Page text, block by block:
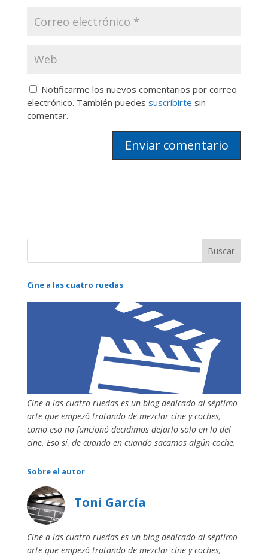
Notificarme los nuevos comentarios por correo
electrónico. También puedes suscribirte sin
comentar.
Cine a las cuatro ruedas
Cine a las cuatro ruedas es un blog dedicado al séptimo
arte que empezó tratando de mezclar cine y coches,
como eso no funcionó decidimos dejarlo solo en lo del
cine. Eso sí, de cuando en cuando sacamos algún coche.
Sobre el autor
Toni García
Cine a las cuatro ruedas es un blog dedicado al séptimo
arte que empezó tratando de mezclar cine y coches,